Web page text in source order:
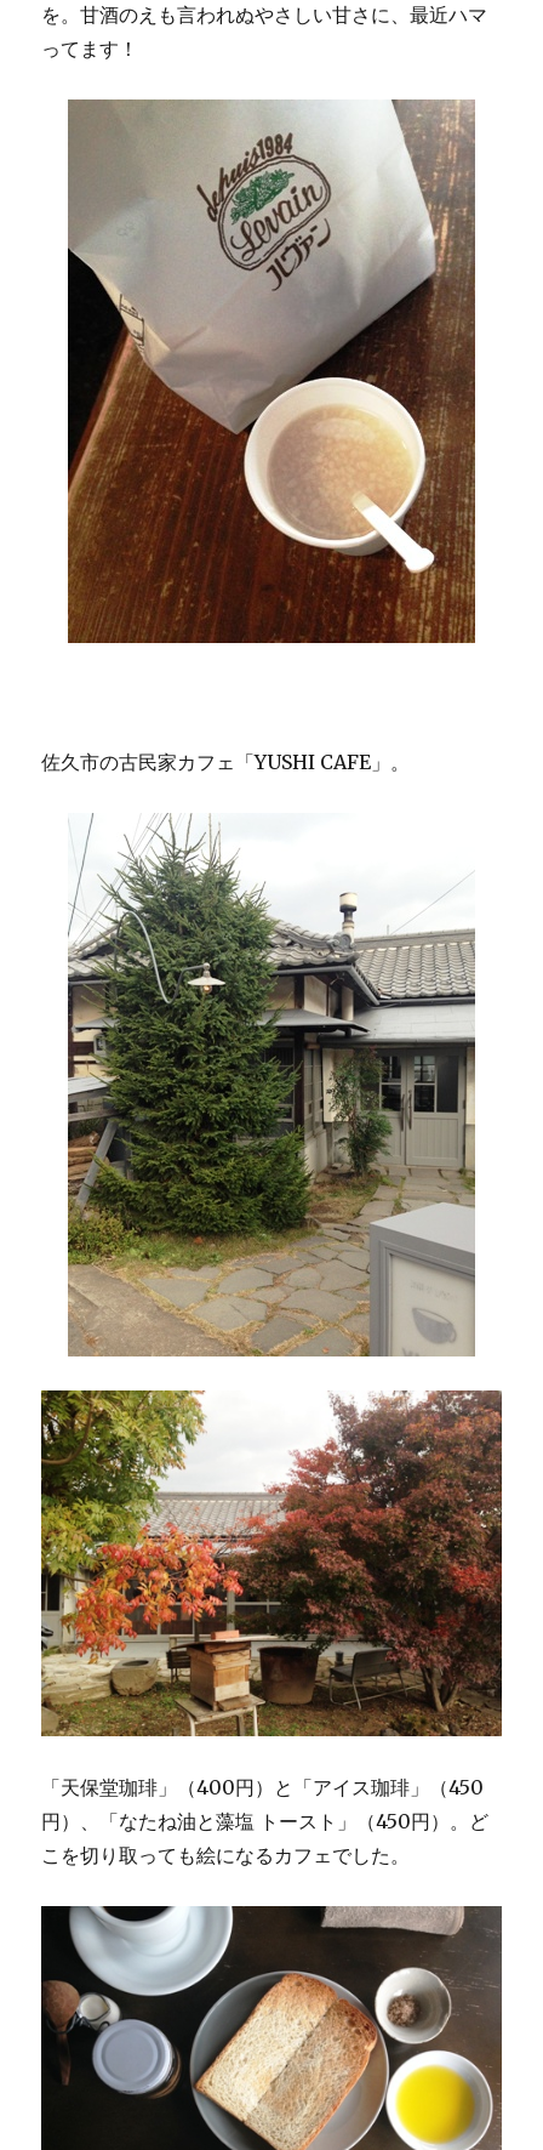
を。甘酒のえも言われぬやさしい甘さに、最近ハマ
ってます！
佐久市の古民家カフェ「YUSHI CAFE」。
「天保堂珈琲」（400円）と「アイス珈琲」（450
円）、「なたね油と藻塩 トースト」（450円）。ど
こを切り取っても絵になるカフェでした。